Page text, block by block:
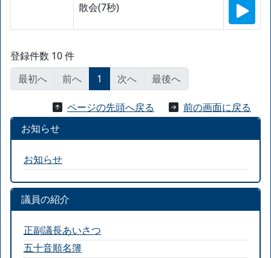
散会(7秒)
登録件数 10 件
最初へ
前へ 1 次へ 最後へ
ページの先頭へ戻る
前の画面に戻る
お知らせ
お知らせ
議員の紹介
正副議長あいさつ
五十音順名簿